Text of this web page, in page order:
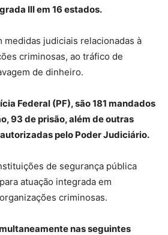
III em 16 estados.
medidas judiciais relacionadas à
criminosas, ao tráfico de
de dinheiro.
Federal (PF), são 181 mandados
93 de prisão, além de outras
pelo Poder Judiciário.
de segurança pública
atuação integrada em
criminosas.
nas seguintes